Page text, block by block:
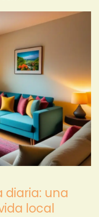
diaria: una
local